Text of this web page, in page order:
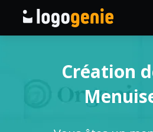
Générateur de logo IA
Création